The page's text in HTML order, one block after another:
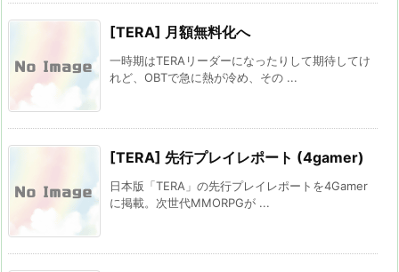
[TERA] 月額無料化へ
一時期はTERAリーダーになったりして期待してけ
れど、OBTで急に熱が冷め、その ...
[TERA] 先行プレイレポート (4gamer)
日本版「TERA」の先行プレイレポートを4Gamer
に掲載。次世代MMORPGが ...